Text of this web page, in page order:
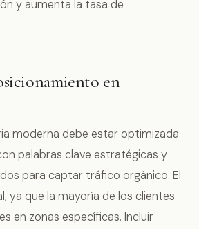
y aumenta la tasa de
en
moderna debe estar optimizada
palabras clave estratégicas y
para captar tráfico orgánico. El
ya que la mayoría de los clientes
en zonas específicas. Incluir